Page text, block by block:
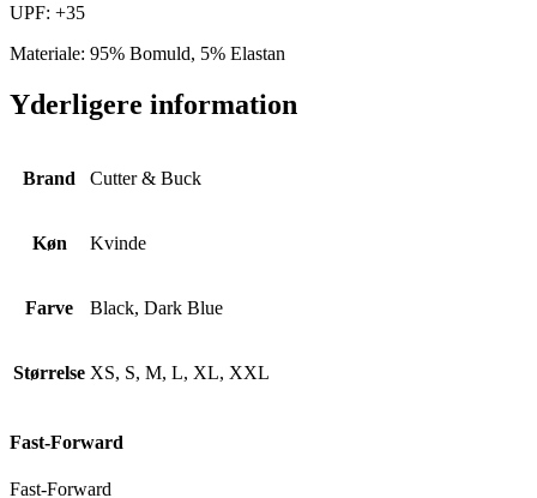
UPF: +35
Materiale: 95% Bomuld, 5% Elastan
Yderligere information
Brand Cutter & Buck
Køn Kvinde
Farve Black, Dark Blue
Størrelse XS, S, M, L, XL, XXL
Fast-Forward
Fast-Forward